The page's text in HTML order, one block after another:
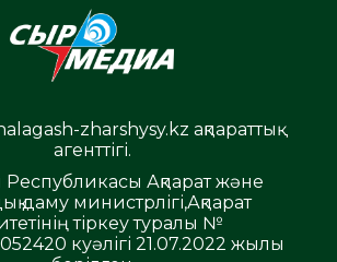
zharshysy.kz ақпараттық
агенттігі.
Республикасы Ақпарат және
даму министрлігі,Ақпарат
тіркеу туралы №
куәлігі 21.07.2022 жылы